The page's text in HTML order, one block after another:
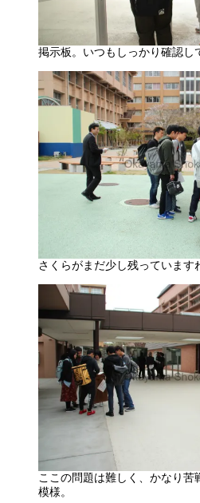
掲示板。いつもしっかり確認し
さくらがまだ少し残っています
ここの問題は難しく、かなり苦
模様。